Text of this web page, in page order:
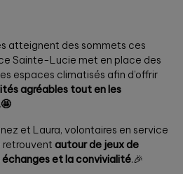
atteignent des sommets ces
Sainte-Lucie met en place des
espaces climatisés afin d’offrir
agréables tout en les
et Laura, volontaires en service
retrouvent autour de jeux de
et la convivialité.🎉